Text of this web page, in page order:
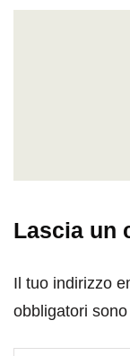
Lascia un
Il tuo indirizzo
obbligatori